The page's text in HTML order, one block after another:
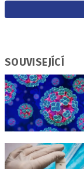
SOUVISEJÍCÍ